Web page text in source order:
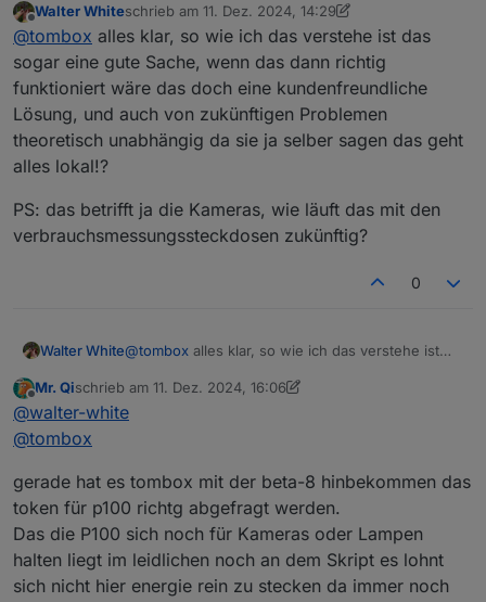
2024-12-11 14:17:21.980	error	STOK not
tapo.0
2024-12-11 14:17:21.980	error	Or follow
tapo.0
They cancelled the cloud endpoint they mentioned
earlier.
There will be a new toggle in the app, that will allow
you to set camera to be controllable via this integration
(and other 3rd party solutions). This will be fully local.
There will be no new firmware as this will be
implemented via the app.
It will require no changes to this integration.
Offline
Walter Whiteschrieb am 11. Dez. 2024, 14:29
zuletzt editiert von Walter White12. Nov. 2024, 16:06
@tombox alles klar, so wie ich das verstehe ist das
sogar eine gute Sache, wenn das dann richtig
funktioniert wäre das doch eine kundenfreundliche
Lösung, und auch von zukünftigen Problemen
theoretisch unabhängig da sie ja selber sagen das geht
alles lokal!?
PS: das betrifft ja die Kameras, wie läuft das mit den
verbrauchsmessungssteckdosen zukünftig?
0
Walter White@tombox alles klar, so wie ich das verstehe ist
funktioniert wäre das doch eine
kundenfreundliche Lösung, und auch von
PS: das betrifft ja die Kameras, wie läuft das mit
den verbrauchsmessungssteckdosen zukünftig?
Offline
Mr. Qischrieb am 11. Dez. 2024, 16:06
zuletzt editiert von Mr. Qi 12. Nov. 2024, 17:10
@walter-white
@tombox
gerade hat es tombox mit der beta-8 hinbekommen das
token für p100 richtg abgefragt werden.
Das die P100 sich noch für Kameras oder Lampen
halten liegt im leidlichen noch an dem Skript es lohnt
sich nicht hier energie rein zu stecken da immer noch